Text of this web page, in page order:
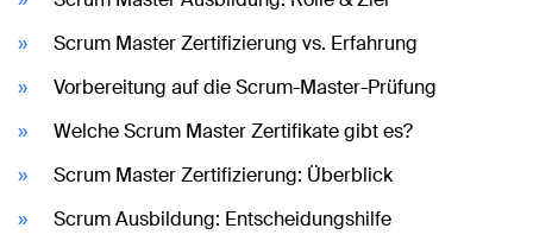
Scrum Master Zertifizierung vs. Erfahrung
Vorbereitung auf die Scrum-Master-Prüfung
Welche Scrum Master Zertifikate gibt es?
Scrum Master Zertifizierung: Überblick
Scrum Ausbildung: Entscheidungshilfe